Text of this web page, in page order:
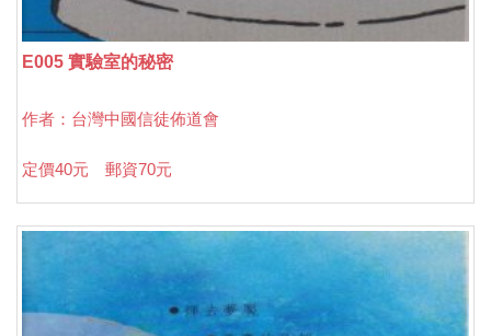
E005 實驗室的秘密
作者：台灣中國信徒佈道會
定價40元 郵資70元